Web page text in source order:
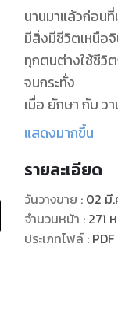
นานมาแล้วก่อน
มีสิ่งมีชีวิตเหนือ
ทุกตนต่างใช้ชีวิ
จนกระทั่ง
เมื่อ ยักษา กับ ว
จนก่อเกิดเป็นสง
ที่หลงเหลือไว้เพี
และคำบอกเล่าใ
'อสุรา' เธอเป็น
เธอได้แบกรับภ
แสดงมากขึ้น
รายละเอียด
วันวางขาย : 02 มี
จำนวนหน้า : 271
ประเภทไฟล์: PDF